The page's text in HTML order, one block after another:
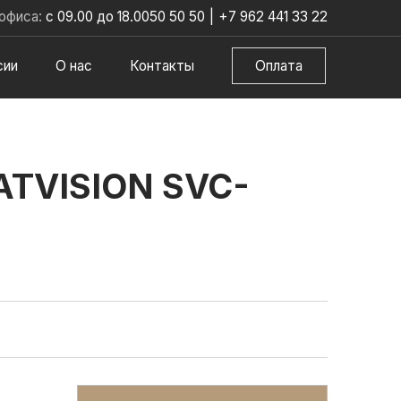
с 09.00 до 18.0050 50 50 +7 962 441 33 22
О нас Контакты Оплата
SVC-